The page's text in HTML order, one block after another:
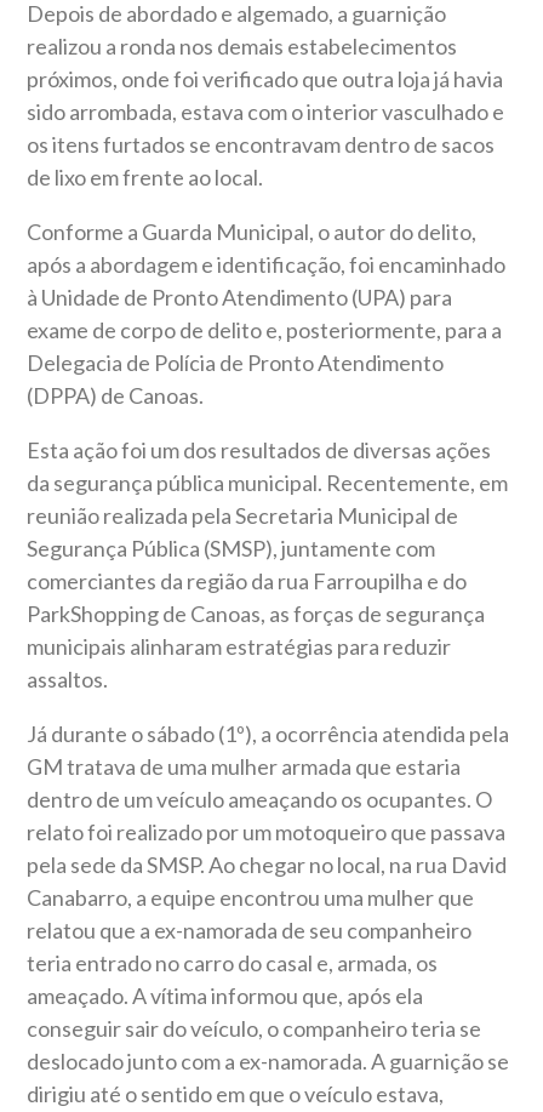
Depois de abordado e algemado, a guarnição
realizou a ronda nos demais estabelecimentos
próximos, onde foi verificado que outra loja já havia
sido arrombada, estava com o interior vasculhado e
os itens furtados se encontravam dentro de sacos
de lixo em frente ao local.
Conforme a Guarda Municipal, o autor do delito,
após a abordagem e identificação, foi encaminhado
à Unidade de Pronto Atendimento (UPA) para
exame de corpo de delito e, posteriormente, para a
Delegacia de Polícia de Pronto Atendimento
(DPPA) de Canoas.
Esta ação foi um dos resultados de diversas ações
da segurança pública municipal. Recentemente, em
reunião realizada pela Secretaria Municipal de
Segurança Pública (SMSP), juntamente com
comerciantes da região da rua Farroupilha e do
ParkShopping de Canoas, as forças de segurança
municipais alinharam estratégias para reduzir
assaltos.
Já durante o sábado (1º), a ocorrência atendida pela
GM tratava de uma mulher armada que estaria
dentro de um veículo ameaçando os ocupantes. O
relato foi realizado por um motoqueiro que passava
pela sede da SMSP. Ao chegar no local, na rua David
Canabarro, a equipe encontrou uma mulher que
relatou que a ex-namorada de seu companheiro
teria entrado no carro do casal e, armada, os
ameaçado. A vítima informou que, após ela
conseguir sair do veículo, o companheiro teria se
deslocado junto com a ex-namorada. A guarnição se
dirigiu até o sentido em que o veículo estava,